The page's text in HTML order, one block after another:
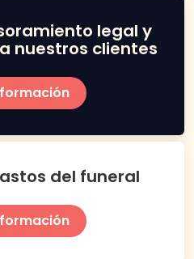
legal y
nuestros clientes
del funeral